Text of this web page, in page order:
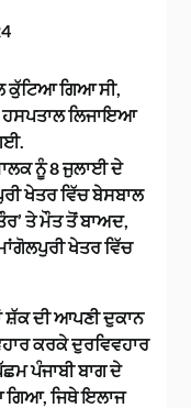
ਕੁੱਟਿਆ ਗਿਆ ਸੀ,
ਹਸਪਤਾਲ ਲਿਜਾਇਆ
ਨੂੰ 8 ਜੁਲਾਈ ਦੇ
ਖੇਤਰ ਵਿੱਚ ਬੇਸਬਾਲ
ਤੇ ਮੌਤ ਤੋਂ ਬਾਅਦ,
ਖੇਤਰ ਵਿੱਚ
ਸ਼ੱਕ ਦੀ ਆਪਣੀ ਦੁਕਾਨ
ਕਰਕੇ ਦੁਰਵਿਵਹਾਰ
ਪੰਜਾਬੀ ਬਾਗ ਦੇ
ਗਿਆ, ਜਿਥੇ ਇਲਾਜ